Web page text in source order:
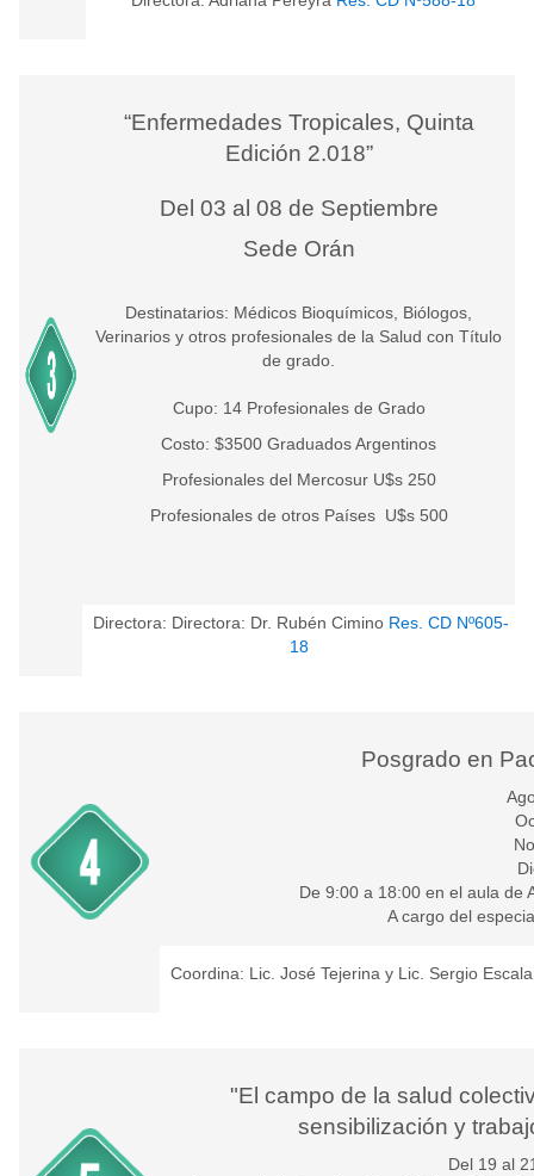
“Enfermedades Tropicales, Quinta
Edición 2.018”
Del 03 al 08 de Septiembre
Sede Orán
Destinatarios: Médicos Bioquímicos, Biólogos,
Verinarios y otros profesionales de la Salud con Título
de grado.
Cupo: 14 Profesionales de Grado
Costo: $3500 Graduados Argentinos
Profesionales del Mercosur U$s 250
Profesionales de otros Países U$s 500
Directora: Directora: Dr. Rubén Cimino Res. CD Nº605-
18
Posgrado en
De 9:00 a 18:00 en el aula de
A cargo del
Coordina: Lic. José Tejerina y Lic. Sergio
"El campo de la salud
sensibilización y
Del 19 al